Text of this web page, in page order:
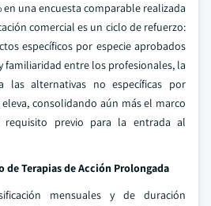
una encuesta comparable realizada
comercial es un ciclo de refuerzo:
específicos por especie aprobados
familiaridad entre los profesionales, la
las alternativas no específicas por
consolidando aún más el marco
previo para la entrada al
Terapias de Acción Prolongada
mensuales y de duración